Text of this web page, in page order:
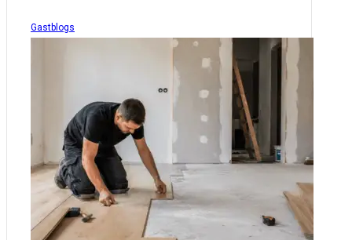
Gastblogs